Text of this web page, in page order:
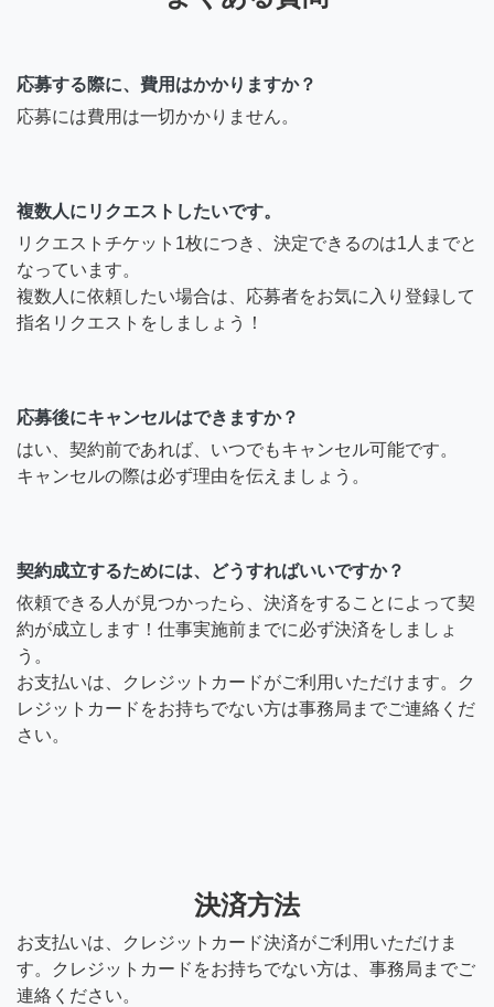
応募する際に、費用はかかりますか？
応募には費用は一切かかりません。
複数人にリクエストしたいです。
リクエストチケット1枚につき、決定できるのは1人までと
なっています。
複数人に依頼したい場合は、応募者をお気に入り登録して
指名リクエストをしましょう！
応募後にキャンセルはできますか？
はい、契約前であれば、いつでもキャンセル可能です。
キャンセルの際は必ず理由を伝えましょう。
契約成立するためには、どうすればいいですか？
依頼できる人が見つかったら、決済をすることによって契
約が成立します！仕事実施前までに必ず決済をしましょ
う。
お支払いは、クレジットカードがご利用いただけます。ク
レジットカードをお持ちでない方は事務局までご連絡くだ
さい。
決済方法
お支払いは、クレジットカード決済がご利用いただけま
す。クレジットカードをお持ちでない方は、事務局までご
連絡ください。